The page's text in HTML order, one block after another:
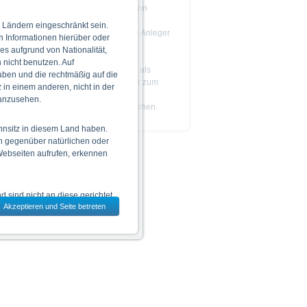
Das Produkt ist nicht einfach und kann
schwer zu verstehen sein.
Es wird empfohlen, dass potenzielle Anleger
Prospekt
lesen, bevor sie eine
Anlageentscheidung treffen.
Die Billigung des Prospekts ist nicht als
Befürwortung der angebotenen oder zum
Handel an einem geregelten Markt
zugelassenen Wertpapiere zu verstehen.
eingeschränkt sein.
Informationen hierüber oder
aufgrund von Nationalität,
benutzen. Auf
und die rechtmäßig auf die
einem anderen, nicht in der
in diesem Land haben.
gegenüber natürlichen oder
aufrufen, erkennen
sind nicht an diese gerichtet.
jeweils ausgewählten Land
den Wertpapieren
Endgültigen
das allein verbindliche
einer Anlageentscheidung
Akzeptieren und Seite betreten